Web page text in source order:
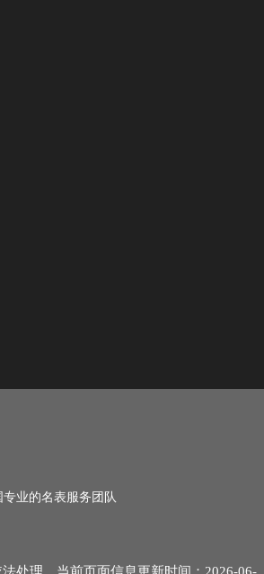
业的名表服务团队